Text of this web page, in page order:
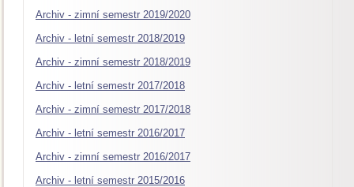
Archiv - zimní semestr 2019/2020
Archiv - letní semestr 2018/2019
Archiv - zimní semestr 2018/2019
Archiv - letní semestr 2017/2018
Archiv - zimní semestr 2017/2018
Archiv - letní semestr 2016/2017
Archiv - zimní semestr 2016/2017
Archiv - letní semestr 2015/2016